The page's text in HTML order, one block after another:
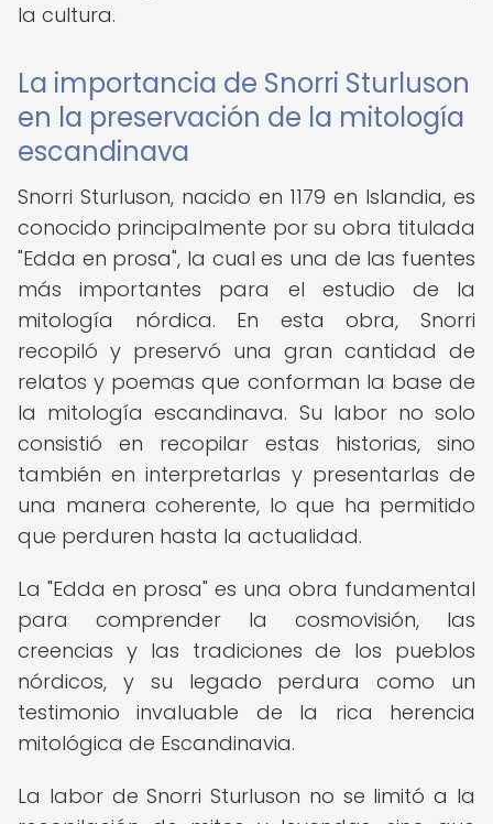
la cultura.
La importancia de Snorri Sturluson
en la preservación de la mitología
escandinava
Snorri Sturluson, nacido en 1179 en Islandia, es
conocido principalmente por su obra titulada
"Edda en prosa", la cual es una de las fuentes
más importantes para el estudio de la
mitología nórdica. En esta obra, Snorri
recopiló y preservó una gran cantidad de
relatos y poemas que conforman la base de
la mitología escandinava. Su labor no solo
consistió en recopilar estas historias, sino
también en interpretarlas y presentarlas de
una manera coherente, lo que ha permitido
que perduren hasta la actualidad.
La "Edda en prosa" es una obra fundamental
para comprender la cosmovisión, las
creencias y las tradiciones de los pueblos
nórdicos, y su legado perdura como un
testimonio invaluable de la rica herencia
mitológica de Escandinavia.
La labor de Snorri Sturluson no se limitó a la